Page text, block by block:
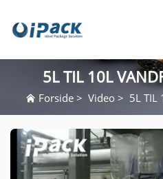
5L TIL 10L
Forside > Video > 5L TIL